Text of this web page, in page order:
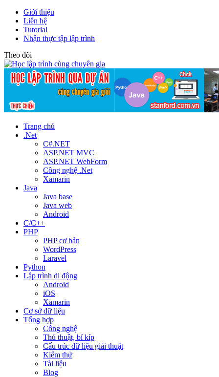
Giới thiệu
Liên hệ
Tutorial
Nhận thực tập lập trình
Theo dõi
Trang chủ
.Net
C#.NET
ASP.NET MVC
ASP.NET WebForm
Công nghệ .Net
Xamarin
Java
Java base
Java web
Android
C/C++
PHP
PHP cơ bản
WordPress
Laravel
Python
Lập trình di động
Android
iOS
Xamarin
Cơ sở dữ liệu
Tổng hợp
Công nghệ
Thủ thuật, bí kíp
Cấu trúc dữ liệu giải thuật
Kiểm thử
Tài liệu
Blog